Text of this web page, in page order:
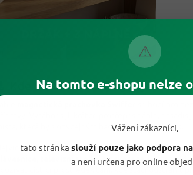
⚠
Na tomto e-shopu nelze
Vážení zákazníci,
tato stránka slouží pouze jako podpora
a není určena pro online
🧹 Kde Swiffer Duster využiješ
se hodí pro
přípravy. Vytáhneš ji, krátce protřepeš náplň,
místa, která by s obyčejným hadrem zabrala víc času.
Nejvíc vynikne na suchých površích:police, komody,
klávesnice, televizní stolky a dekorace
. Protože
používat čisticí prostředek tam, kde stačí odstranit